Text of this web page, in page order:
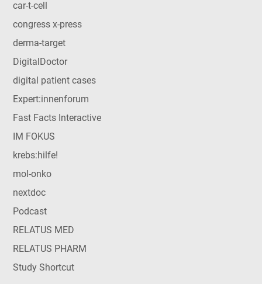
car-t-cell
congress x-press
derma-target
DigitalDoctor
digital patient cases
Expert:innenforum
Fast Facts Interactive
IM FOKUS
krebs:hilfe!
mol-onko
nextdoc
Podcast
RELATUS MED
RELATUS PHARM
Study Shortcut